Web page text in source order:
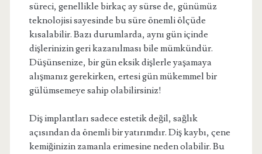
süreci, genellikle birkaç ay sürse de, günümüz
teknolojisi sayesinde bu süre önemli ölçüde
kısalabilir. Bazı durumlarda, aynı gün içinde
dişlerinizin geri kazanılması bile mümkündür.
Düşünsenize, bir gün eksik dişlerle yaşamaya
alışmanız gerekirken, ertesi gün mükemmel bir
gülümsemeye sahip olabilirsiniz!
Diş implantları sadece estetik değil, sağlık
açısından da önemli bir yatırımdır. Diş kaybı, çene
kemiğinizin zamanla erimesine neden olabilir. Bu